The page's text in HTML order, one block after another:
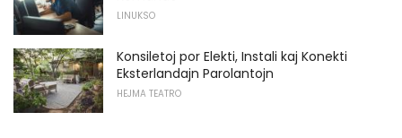
LINUKSO
Konsiletoj por Elekti, Instali kaj Konekti
Eksterlandajn Parolantojn
HEJMA TEATRO